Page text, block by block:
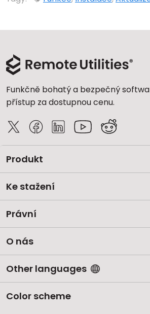
Funkčně bohatý a bezpečný
přístup za dostupnou cenu.
Produkt
Ke stažení
Právní
O nás
Other languages
Color scheme